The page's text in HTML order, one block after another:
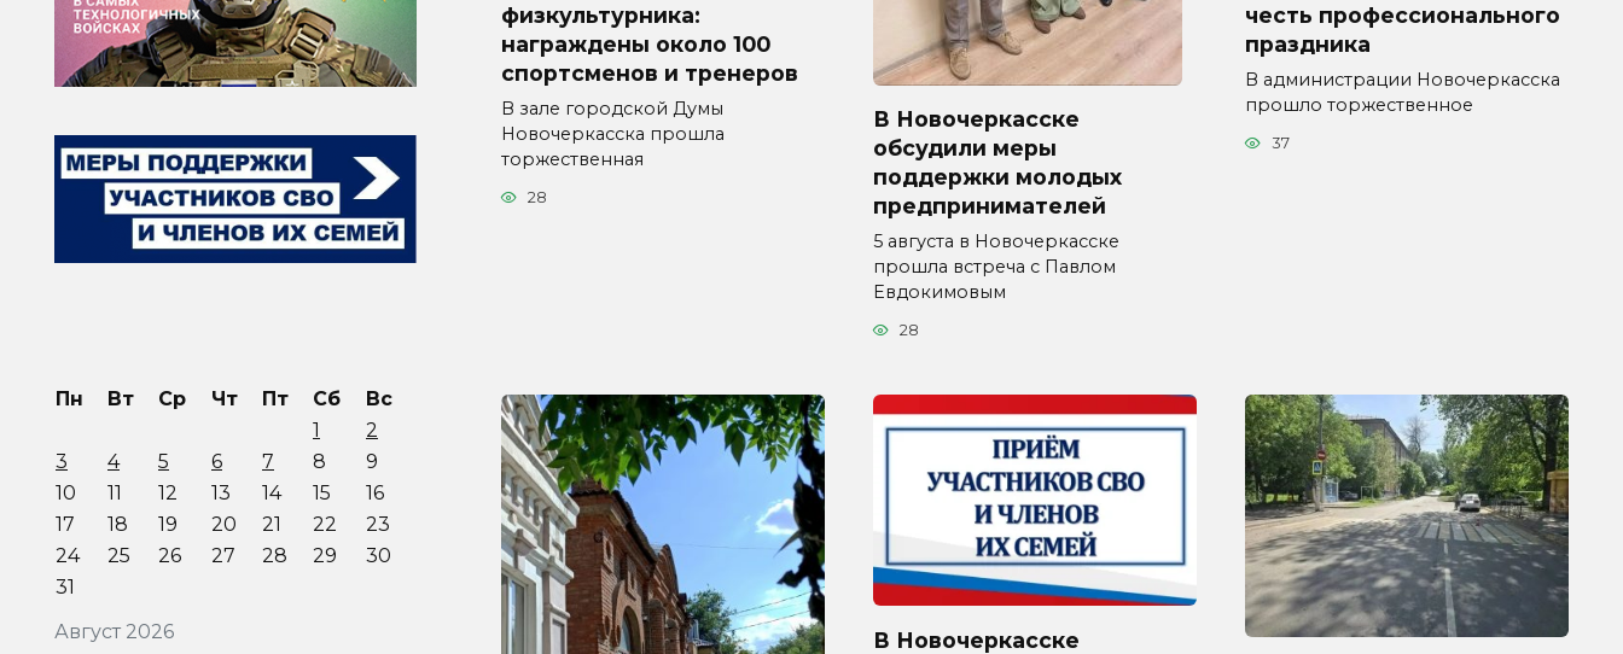
физкультурника:
награждены около 100
спортсменов и тренеров
В зале городской Думы
Новочеркасска прошла
торжественная
28
В Новочеркасске
обсудили меры
поддержки молодых
предпринимателей
5 августа в Новочеркасске
прошла встреча с Павлом
Евдокимовым
28
честь профессионального
праздника
В администрации Новочеркасска
прошло торжественное
37
В Новочеркасске
Август 2026
Пн Вт Ср Чт Пт Сб
Вс
1
2
3
4 5 6 7 8
9
10
11 12 13 14 15
16
17
18 19 20 21 22
23
24
25 26 27 28 29
30
31